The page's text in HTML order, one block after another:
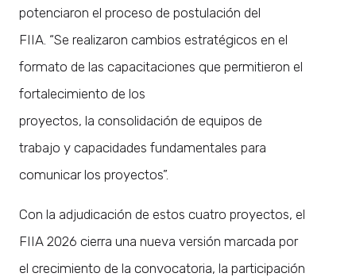
potenciaron el proceso de postulación del
FIIA. “Se realizaron cambios estratégicos en el
formato de las capacitaciones que permitieron el
fortalecimiento de los
proyectos, la consolidación de equipos de
trabajo y capacidades fundamentales para
comunicar los proyectos”.
Con la adjudicación de estos cuatro proyectos, el
FIIA 2026 cierra una nueva versión marcada por
el crecimiento de la convocatoria, la participación